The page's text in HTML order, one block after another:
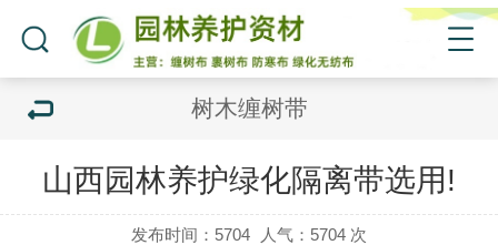
树木缠树带
山西园林养护绿化隔离带选用!
发布时间：5704 人气： 5704 次